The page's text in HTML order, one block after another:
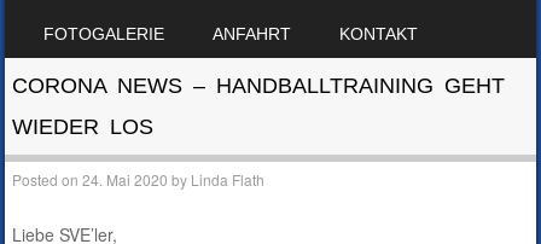
FOTOGALERIE ANFAHRT KONTAKT
CORONA NEWS – HANDBALLTRAINING GEHT
WIEDER LOS
Posted on24. Mai 2020 by Linda Flath
Liebe SVE’ler,